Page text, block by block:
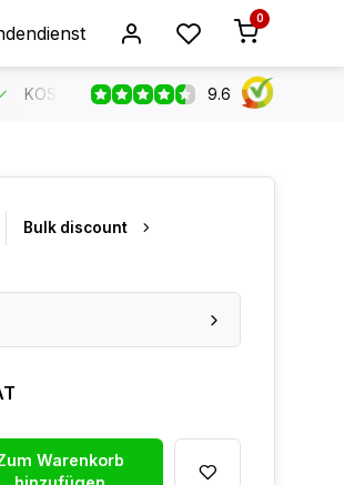
0
KOSTENLOSER VERSAND AB 150 €
9.6
Bulk discount
Warenkorb